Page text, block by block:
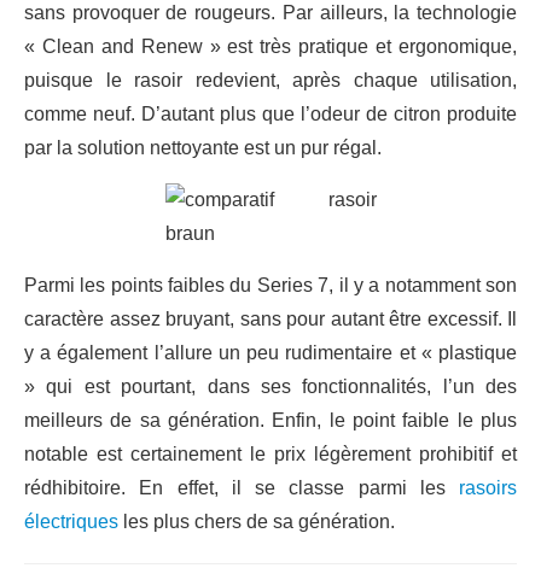
sans provoquer de rougeurs. Par ailleurs, la technologie
« Clean and Renew » est très pratique et ergonomique,
puisque le rasoir redevient, après chaque utilisation,
comme neuf. D’autant plus que l’odeur de citron produite
par la solution nettoyante est un pur régal.
Parmi les points faibles du Series 7, il y a notamment son
caractère assez bruyant, sans pour autant être excessif. Il
y a également l’allure un peu rudimentaire et « plastique
» qui est pourtant, dans ses fonctionnalités, l’un des
meilleurs de sa génération. Enfin, le point faible le plus
notable est certainement le prix légèrement prohibitif et
rédhibitoire. En effet, il se classe parmi les rasoirs
électriques les plus chers de sa génération.